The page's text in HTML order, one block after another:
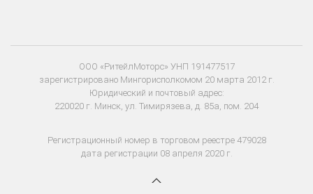
ООО «РитейлМоторс» УНП 191477517
зарегистрировано Мингорисполкомом 20 марта 2012 г.
Юридический и почтовый адрес:
220020 г. Минск, ул. Тимирязева, д. 85а, пом. 204
Регистрационный номер в торговом реестре 479028
дата регистрации 08 апреля 2020 г.